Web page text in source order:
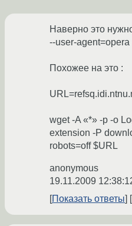
Наверно это
--user-agent=opera
Похожее на это :
wget -A «*» -p -o
extension -P
robots=off $URL
anonymous
19.11.2009
Показать ответы